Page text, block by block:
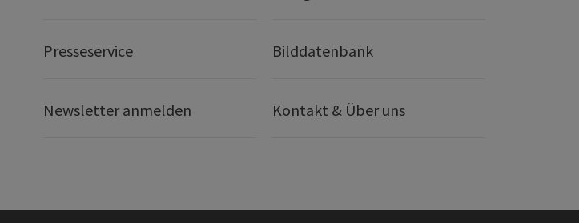
Presseservice Bilddatenbank
Newsletter anmelden Kontakt & Über uns